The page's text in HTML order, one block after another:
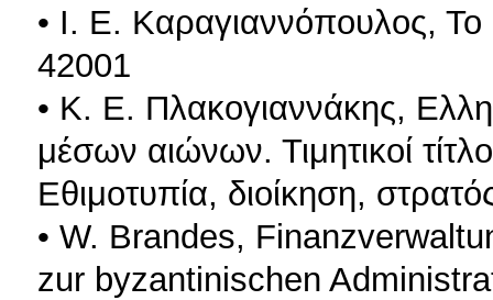
• Ι. Ε. Καραγιαννόπουλος,
42001
• Κ. E. Πλακογιαννάκης,
μέσων αιώνων. Τιμητικοί
Εθιμοτυπία, διοίκηση,
• W. Brandes,
zur byzantinischen